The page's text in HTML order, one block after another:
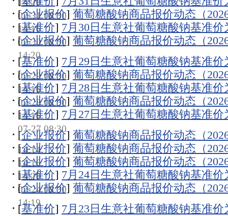
14:20
07-31 08:30
[企业报价] 葡萄糖酸钠商品报价动态（
14:16
[基准价] 7月30日生意社葡萄糖酸钠基准价
07-30 08:30
[企业报价] 葡萄糖酸钠商品报价动态（
14:20
[基准价] 7月29日生意社葡萄糖酸钠基准价
07-29 08:30
[企业报价] 葡萄糖酸钠商品报价动态（
14:16
[基准价] 7月28日生意社葡萄糖酸钠基准价
07-28 08:30
[企业报价] 葡萄糖酸钠商品报价动态（
14:16
[基准价] 7月27日生意社葡萄糖酸钠基准价
07-27 08:30
[企业报价] 葡萄糖酸钠商品报价动态（
14:14
[企业报价] 葡萄糖酸钠商品报价动态（
14:16
[企业报价] 葡萄糖酸钠商品报价动态（
14:20
[基准价] 7月24日生意社葡萄糖酸钠基准价
07-24 08:30
[企业报价] 葡萄糖酸钠商品报价动态（
14:19
[基准价] 7月23日生意社葡萄糖酸钠基准价